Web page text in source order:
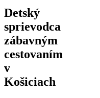
Detský
sprievodca
zábavným
cestovaním
v
Košiciach